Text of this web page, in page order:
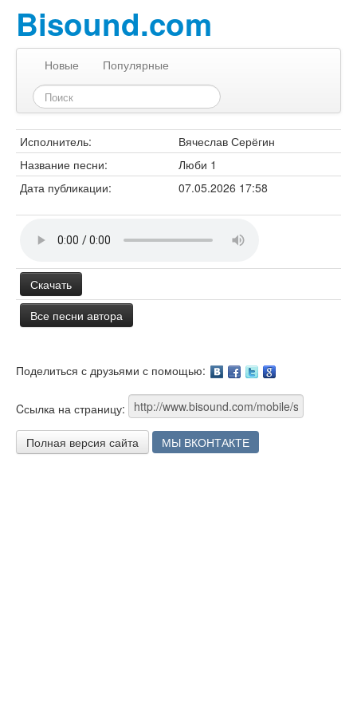
Bisound.com
Новые Популярные
Исполнитель:
Вячеслав Серёгин
Название песни:
Люби 1
Дата публикации:
07.05.2026 17:58
Скачать
Все песни автора
Поделиться с друзьями с помощью:
Cсылка на страницу:
Полная версия сайта МЫ ВКОНТАКТЕ